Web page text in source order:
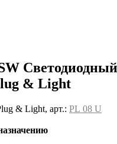
Светодиодный
& Light
& Light, арт.: PL 08 U